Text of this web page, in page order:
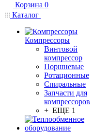
Корзина 0
Каталог
Компрессоры
Винтовой
компрессор
Поршневые
Ротационные
Спиральные
Запчасти для
компрессоров
+ ЕЩЕ 1